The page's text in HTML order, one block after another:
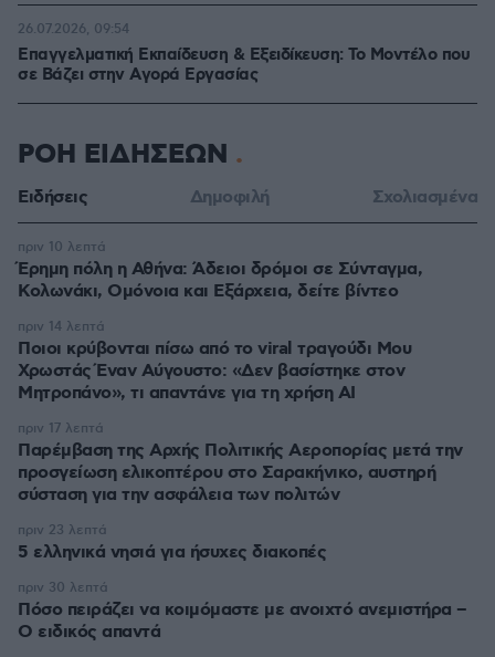
Επαγγελματική Εκπαίδευση & Εξειδίκευση: Το Mοντέλο που
σε Bάζει στην Aγορά Eργασίας
26.07.2026, 09:54
ΡΟΗ ΕΙΔΗΣΕΩΝ
Ειδήσεις Δημοφιλή Σχολιασμένα
Έρημη πόλη η Αθήνα: Άδειοι δρόμοι σε Σύνταγμα,
Κολωνάκι, Ομόνοια και Εξάρχεια, δείτε βίντεο
πριν 10 λεπτά
Ποιοι κρύβονται πίσω από το viral τραγούδι Μου
Χρωστάς Έναν Αύγουστο: «Δεν βασίστηκε στον
Μητροπάνο», τι απαντάνε για τη χρήση AI
πριν 14 λεπτά
Παρέμβαση της Αρχής Πολιτικής Αεροπορίας μετά την
προσγείωση ελικοπτέρου στο Σαρακήνικο, αυστηρή
σύσταση για την ασφάλεια των πολιτών
πριν 17 λεπτά
5 ελληνικά νησιά για ήσυχες διακοπές
πριν 23 λεπτά
Πόσο πειράζει να κοιμόμαστε με ανοιχτό ανεμιστήρα –
Ο ειδικός απαντά
πριν 30 λεπτά